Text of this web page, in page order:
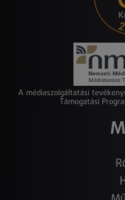
A médiaszolgáltatási
Támogatási